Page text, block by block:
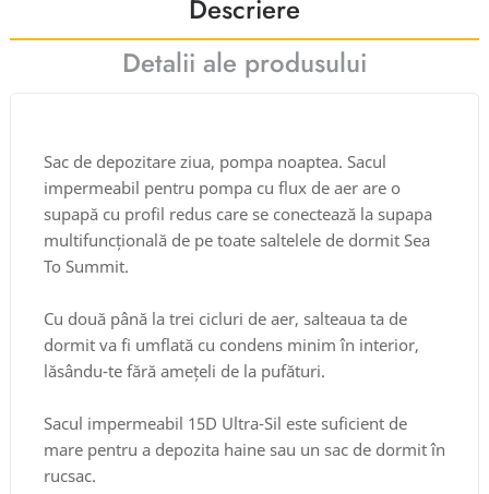
Descriere
Detalii ale produsului
Sac de depozitare ziua, pompa noaptea. Sacul
impermeabil pentru pompa cu flux de aer are o
supapă cu profil redus care se conectează la supapa
multifuncțională de pe toate saltelele de dormit Sea
To Summit.
Cu două până la trei cicluri de aer, salteaua ta de
dormit va fi umflată cu condens minim în interior,
lăsându-te fără amețeli de la pufături.
Sacul impermeabil 15D Ultra-Sil este suficient de
mare pentru a depozita haine sau un sac de dormit în
rucsac.